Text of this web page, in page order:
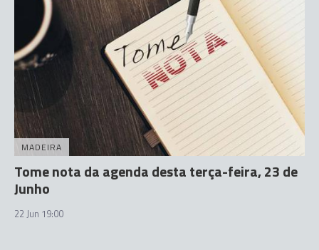
MADEIRA
Tome nota da agenda desta terça-feira, 23 de
Junho
22 Jun 19:00